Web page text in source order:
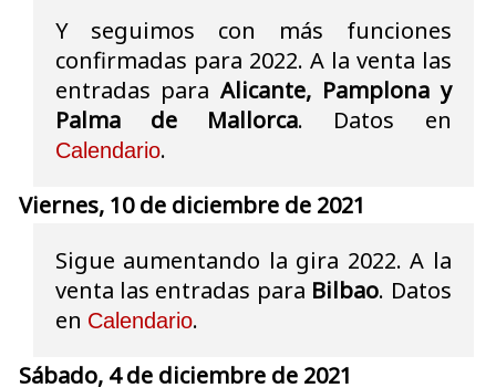
Y seguimos con más funciones
confirmadas para 2022. A la venta las
entradas para Alicante, Pamplona y
Palma de Mallorca. Datos en
Calendario.
Viernes, 10 de diciembre de 2021
Sigue aumentando la gira 2022. A la
venta las entradas para Bilbao. Datos
en Calendario.
Sábado, 4 de diciembre de 2021